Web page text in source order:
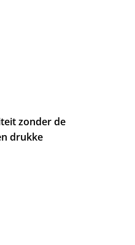
zonder de
drukke